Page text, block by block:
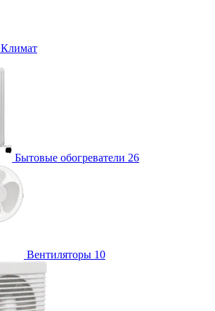
Климат
Бытовые обогреватели 26
Вентиляторы 10